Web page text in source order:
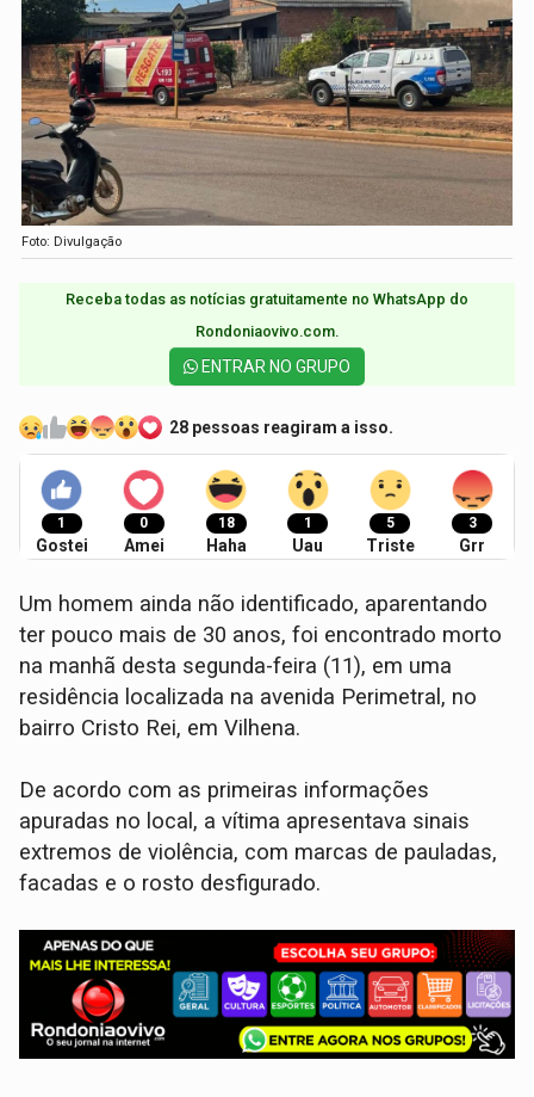
Foto: Divulgação
Receba todas as notícias gratuitamente no WhatsApp do
Rondoniaovivo.com.​
ENTRAR NO GRUPO
28 pessoas reagiram a isso.
1
Gostei
0
Amei
18
Haha
1
Uau
5
Triste
3
Grr
Um homem ainda não identificado, aparentando
ter pouco mais de 30 anos, foi encontrado morto
na manhã desta segunda-feira (11), em uma
residência localizada na avenida Perimetral, no
bairro Cristo Rei, em Vilhena.
De acordo com as primeiras informações
apuradas no local, a vítima apresentava sinais
extremos de violência, com marcas de pauladas,
facadas e o rosto desfigurado.